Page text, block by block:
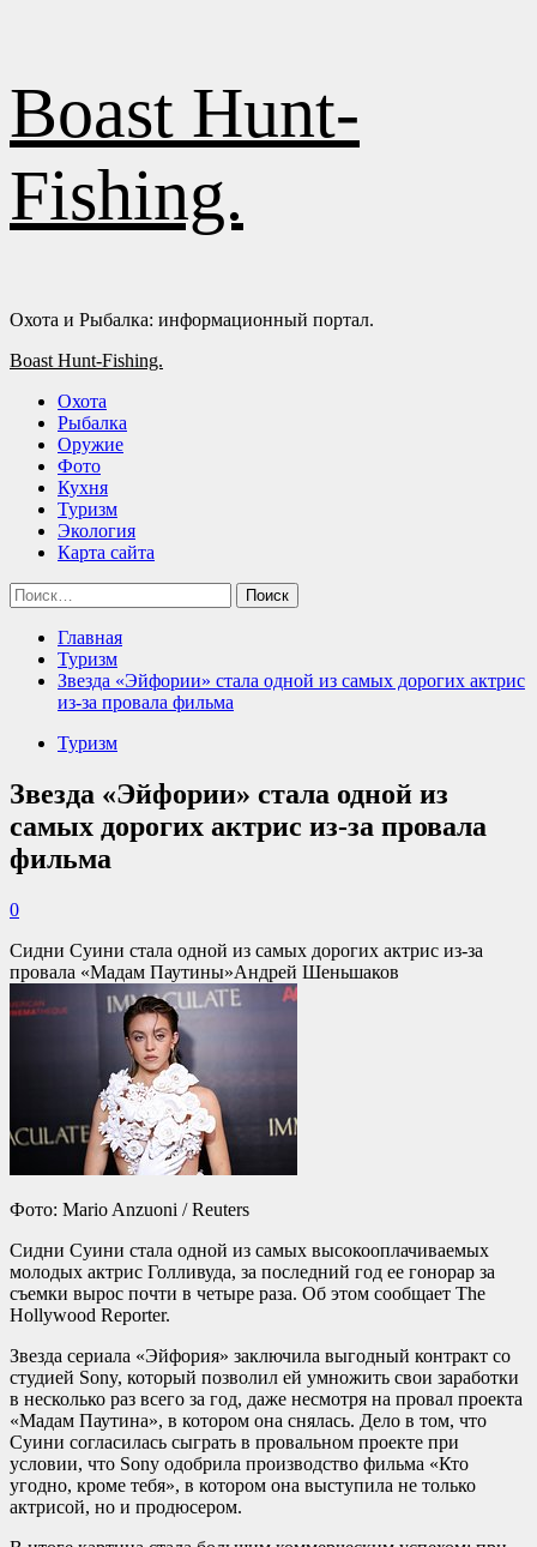
содержимому
Boast Hunt-
Fishing.
Охота и Рыбалка: информационный портал.
Основное
Boast Hunt-Fishing.
Охота
Рыбалка
Оружие
Фото
Кухня
Туризм
Экология
Карта сайта
Найти:
Главная
Туризм
Звезда «Эйфории» стала одной из самых дорогих актрис
из-за провала фильма
Туризм
Звезда «Эйфории» стала одной из
самых дорогих актрис из-за провала
фильма
0
Сидни Суини стала одной из самых дорогих актрис из-за
провала «Мадам Паутины»Андрей Шеньшаков
Фото: Mario Anzuoni / Reuters
Сидни Суини стала одной из самых высокооплачиваемых
молодых актрис Голливуда, за последний год ее гонорар за
съемки вырос почти в четыре раза. Об этом сообщает The
Hollywood Reporter.
Звезда сериала «Эйфория» заключила выгодный контракт со
студией Sony, который позволил ей умножить свои заработки
в несколько раз всего за год, даже несмотря на провал проекта
«Мадам Паутина», в котором она снялась. Дело в том, что
Суини согласилась сыграть в провальном проекте при
условии, что Sony одобрила производство фильма «Кто
угодно, кроме тебя», в котором она выступила не только
актрисой, но и продюсером.